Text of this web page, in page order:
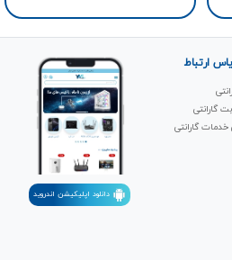
ارتباط
گارانتی
گارانتی
دانلود اپلیکیشن اندروید